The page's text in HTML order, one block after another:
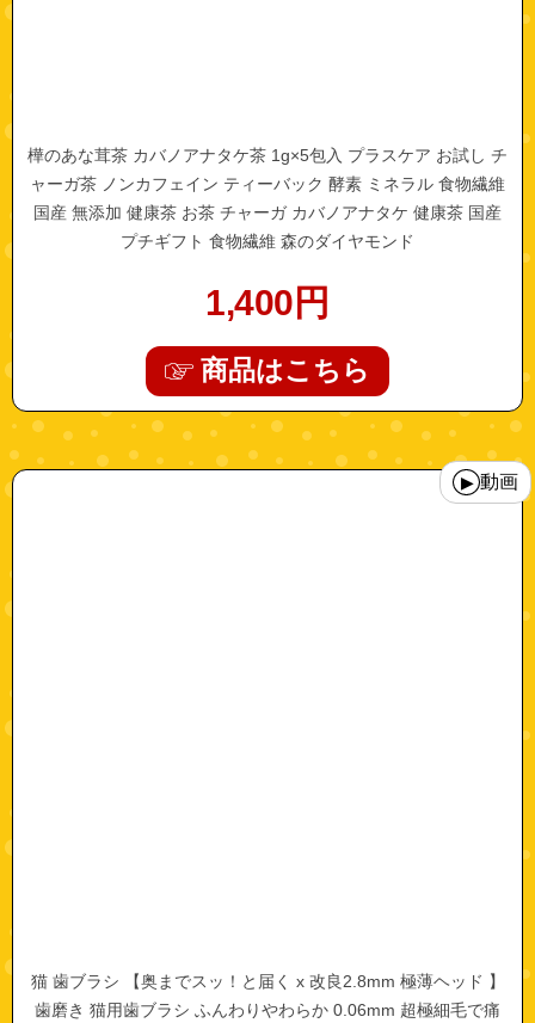
樺のあな茸茶 カバノアナタケ茶 1g×5包入 プラスケア お試し チ
ャーガ茶 ノンカフェイン ティーバック 酵素 ミネラル 食物繊維
国産 無添加 健康茶 お茶 チャーガ カバノアナタケ 健康茶 国産
プチギフト 食物繊維 森のダイヤモンド
1,400 円
商品はこちら
"mili-okumadesu"
▶ 動画
猫 歯ブラシ 【奥までスッ！と届く x 改良2.8mm 極薄ヘッド 】
歯磨き 猫用歯ブラシ ふんわりやわらか 0.06mm 超極細毛で痛